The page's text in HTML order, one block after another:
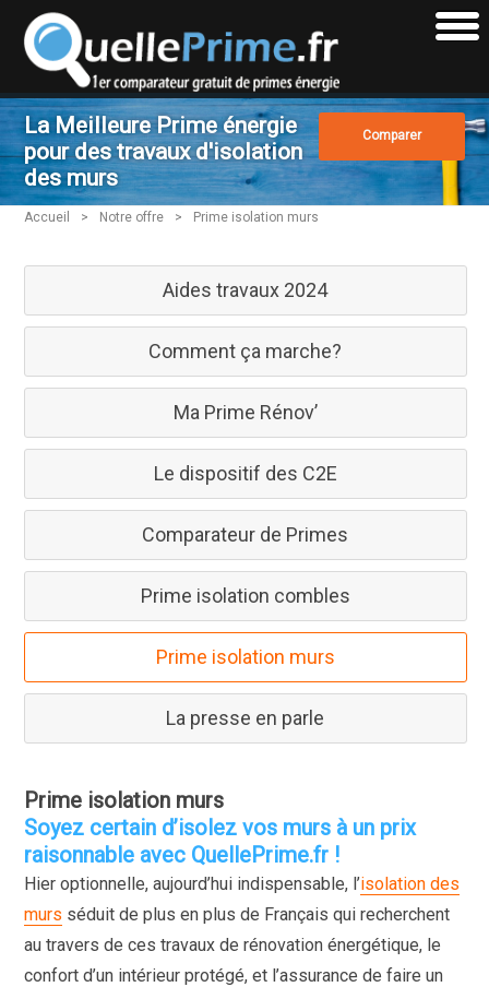
Comparer
La Meilleure Prime énergie
pour des travaux d'isolation
des murs
Accueil > Notre offre > Prime isolation murs
Aides travaux 2024
Comment ça marche?
Ma Prime Rénov’
Le dispositif des C2E
Comparateur de Primes
Prime isolation combles
Prime isolation murs
La presse en parle
Prime isolation murs
Soyez certain d’isolez vos murs à un prix
raisonnable avec QuellePrime.fr !
Hier optionnelle, aujourd’hui indispensable, l’isolation des
murs séduit de plus en plus de Français qui recherchent
au travers de ces travaux de rénovation énergétique, le
confort d’un intérieur protégé, et l’assurance de faire un